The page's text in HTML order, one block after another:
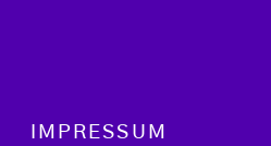
Footer menu
IMPRESSUM